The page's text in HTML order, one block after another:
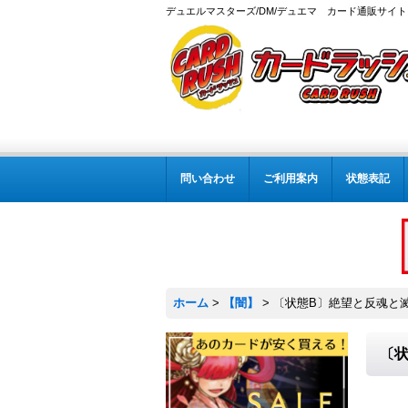
デュエルマスターズ/DM/デュエマ カード通販サイト
問い合わせ ご利用案内 状態表記
ホーム > 【闇】 > 〔状態B〕絶望と反魂
〔